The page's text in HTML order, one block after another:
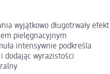
wyjątkowo długotrwały efekt
pielęgnacyjnym
intensywnie podkreśla
dodając wyrazistości